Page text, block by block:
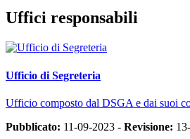
Uffici responsabili
Ufficio di Segreteria
Ufficio composto dal DSGA e dai suoi
Pubblicato: 11-09-2023 - Revisione: